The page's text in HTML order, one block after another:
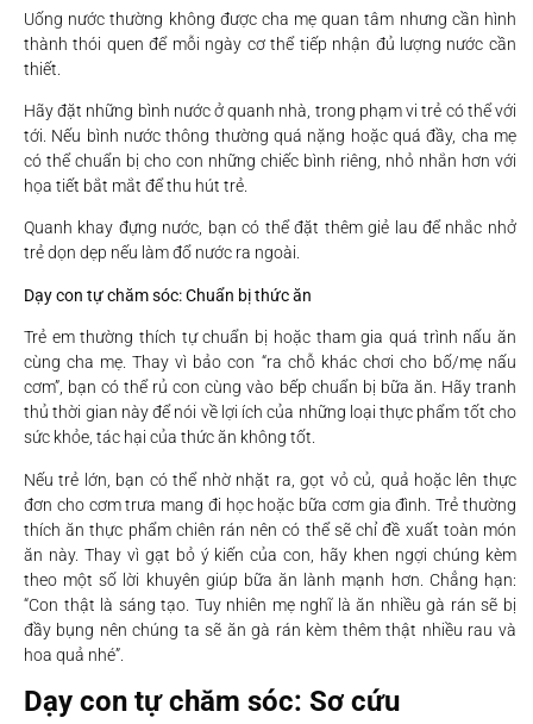
Uống nước thường không được cha mẹ quan tâm nhưng cần hình
thành thói quen để mỗi ngày cơ thể tiếp nhận đủ lượng nước cần
thiết.
Hãy đặt những bình nước ở quanh nhà, trong phạm vi trẻ có thể với
tới. Nếu bình nước thông thường quá nặng hoặc quá đầy, cha mẹ
có thể chuẩn bị cho con những chiếc bình riêng, nhỏ nhắn hơn với
họa tiết bắt mắt để thu hút trẻ.
Quanh khay đựng nước, bạn có thể đặt thêm giẻ lau để nhắc nhở
trẻ dọn dẹp nếu làm đổ nước ra ngoài.
Dạy con tự chăm sóc: Chuẩn bị thức ăn
Trẻ em thường thích tự chuẩn bị hoặc tham gia quá trình nấu ăn
cùng cha mẹ. Thay vì bảo con “ra chỗ khác chơi cho bố/mẹ nấu
cơm”, bạn có thể rủ con cùng vào bếp chuẩn bị bữa ăn. Hãy tranh
thủ thời gian này để nói về lợi ích của những loại thực phẩm tốt cho
sức khỏe, tác hại của thức ăn không tốt.
Nếu trẻ lớn, bạn có thể nhờ nhặt ra, gọt vỏ củ, quả hoặc lên thực
đơn cho cơm trưa mang đi học hoặc bữa cơm gia đình. Trẻ thường
thích ăn thực phẩm chiên rán nên có thể sẽ chỉ đề xuất toàn món
ăn này. Thay vì gạt bỏ ý kiến của con, hãy khen ngợi chúng kèm
theo một số lời khuyên giúp bữa ăn lành mạnh hơn. Chẳng hạn:
“Con thật là sáng tạo. Tuy nhiên mẹ nghĩ là ăn nhiều gà rán sẽ bị
đầy bụng nên chúng ta sẽ ăn gà rán kèm thêm thật nhiều rau và
hoa quả nhé”.
Dạy con tự chăm sóc: Sơ cứu